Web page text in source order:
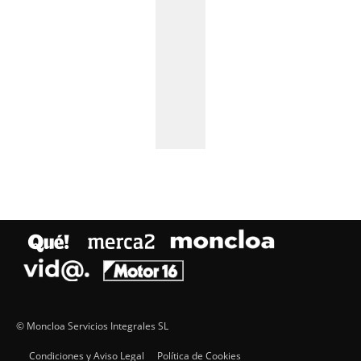
© Moncloa Servicios Integrales SL
Condiciones y Aviso Legal Política de Cookies